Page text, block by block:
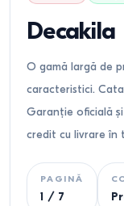
Decakila
O gamă largă de
caracteristici.
Garanție oficială
credit cu livrare în
PAGINĂ
1 / 7